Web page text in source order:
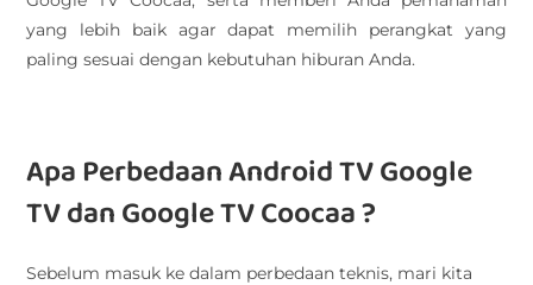
yang lebih baik agar dapat memilih perangkat yang
paling sesuai dengan kebutuhan hiburan Anda.
Apa Perbedaan Android TV Google
TV dan Google TV Coocaa ?
Sebelum masuk ke dalam perbedaan teknis, mari kita